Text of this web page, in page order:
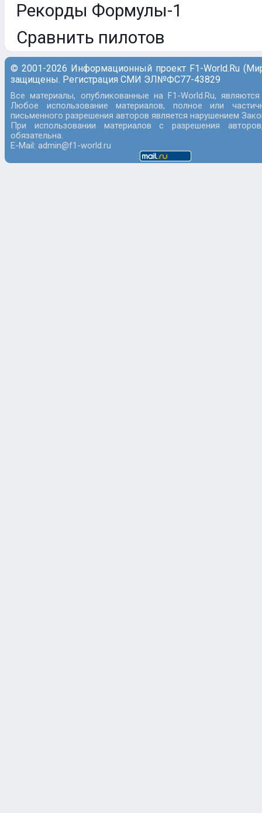
Рекорды Формулы-1
Сравнить пилотов
© 2001-2026 Информационный проект F1-World.Ru
защищены. Регистрация СМИ ЭЛ№ФС77-43829
Все материалы, опубликованные на F1-World.Ru,
Любое использование материалов, полное или
письменного разрешения авторов является нарушением
При использовании материалов с разрешения
обязательна.
E-Mail: admin@f1-world.ru